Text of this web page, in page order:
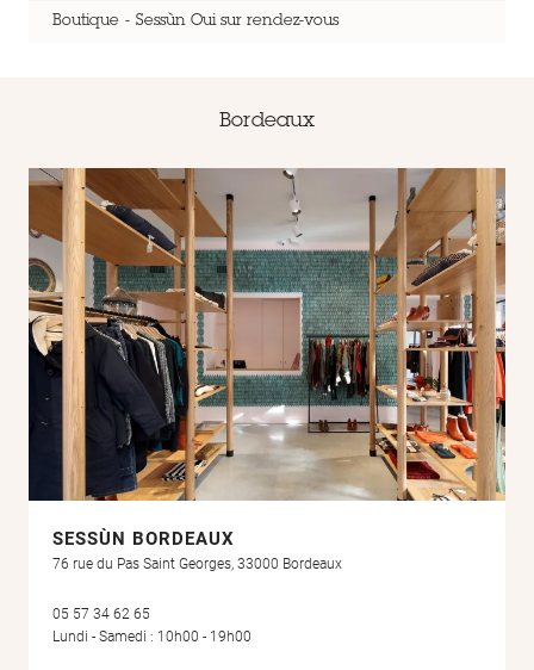
Boutique Sessùn Oui sur rendez-vous
Bordeaux
SESSÙN BORDEAUX
76 rue du Pas Saint Georges, 33000 Bordeaux
05 57 34 62 65
Lundi - Samedi : 10h00 - 19h00